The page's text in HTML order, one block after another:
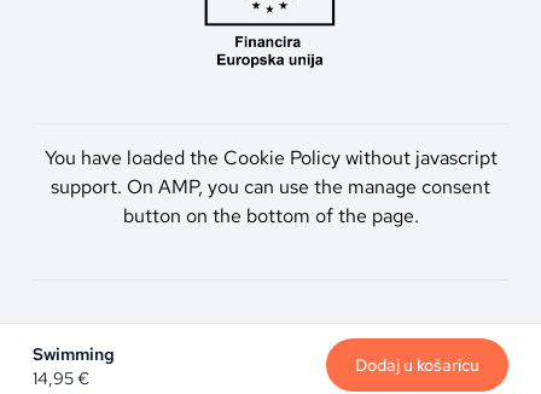
Swimming
14,95€
Dodaj u košaricu
You have loaded the Cookie Policy without javascript
support. On AMP, you can use the manage consent
button on the bottom of the page.
Artmen d.o.o. © 2026. Sva prava pridržana.